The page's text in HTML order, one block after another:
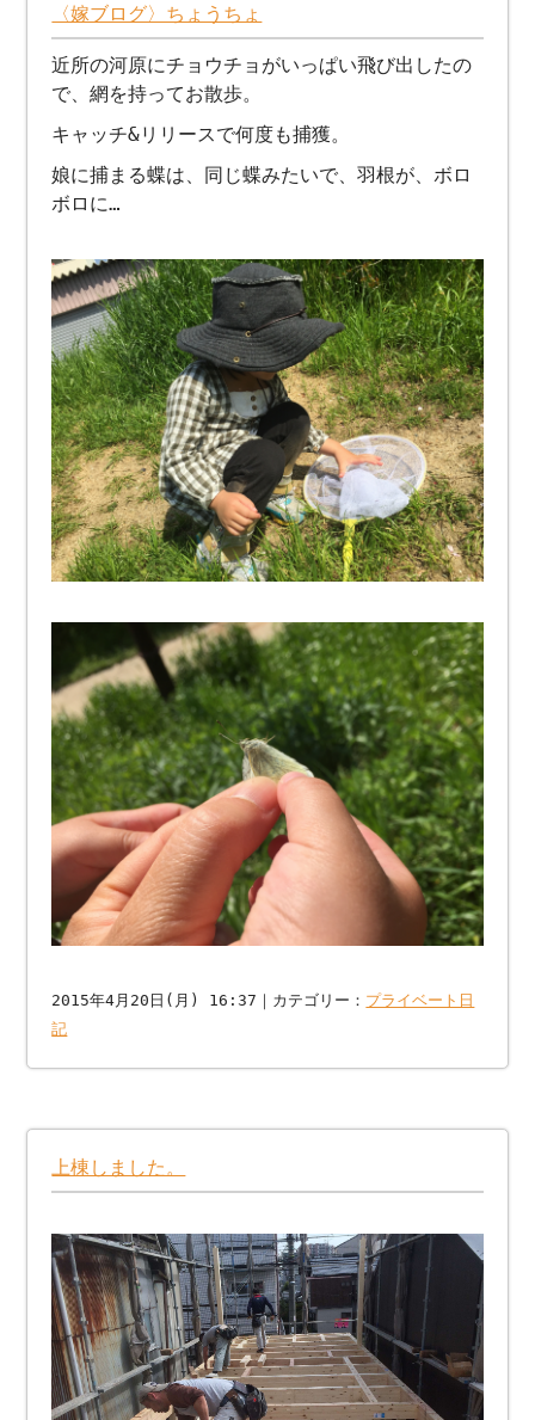
〈嫁ブログ〉ちょうちょ
近所の河原にチョウチョがいっぱい飛び出したの
で、網を持ってお散歩。
キャッチ&リリースで何度も捕獲。
娘に捕まる蝶は、同じ蝶みたいで、羽根が、ボロ
ボロに…
2015年4月20日(月) 16:37｜カテゴリー： プライベート日
記
上棟しました。